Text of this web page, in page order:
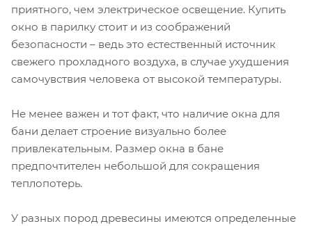
приятного, чем электрическое освещение. Купить
окно в парилку стоит и из соображений
безопасности – ведь это естественный источник
свежего прохладного воздуха, в случае ухудшения
самочувствия человека от высокой температуры.
Не менее важен и тот факт, что наличие окна для
бани делает строение визуально более
привлекательным. Размер окна в бане
предпочтителен небольшой для сокращения
теплопотерь.
У разных пород древесины имеются определенные